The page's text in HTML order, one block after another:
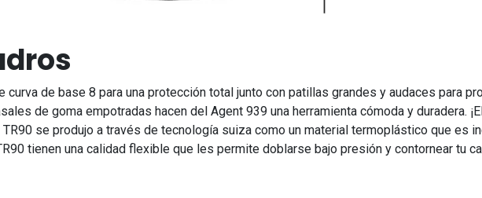
curva de base 8 para una protección total junto con patillas grandes y audaces para
de goma empotradas hacen del Agent 939 una herramienta cómoda y duradera.
se produjo a través de tecnología suiza como un material termoplástico que es
tienen una calidad flexible que les permite doblarse bajo presión y contornear tu